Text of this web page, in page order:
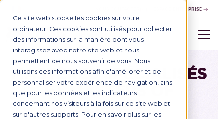
Ce site web stocke les cookies sur votre
ordinateur. Ces cookies sont utilisés pour collecter
des informations sur la manière dont vous
interagissez avec notre site web et nous
permettent de nous souvenir de vous. Nous
utilisons ces informations afin d'améliorer et de
personnaliser votre expérience de navigation, ainsi
que pour les données et les indicateurs
concernant nos visiteurs à la fois sur ce site web et
sur d'autres supports. Pour en savoir plus sur les
ESPACE ENTREPRISE
MASTÈRES SPÉCIALISÉS
ET MASTERS OF
SCIENCE